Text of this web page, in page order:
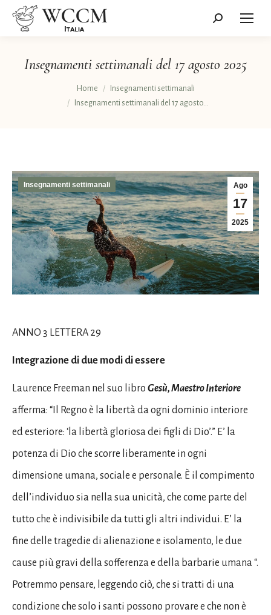
Cerca:
Insegnamenti settimanali del 17 agosto 2025
Home
Insegnamenti settimanali
Insegnamenti settimanali del 17 agosto…
Ago
17
2025
Insegnamenti settimanali
ANNO 3 LETTERA 29
Integrazione di due modi di essere
Laurence Freeman nel suo libro Gesù, Maestro Interiore
afferma: “Il Regno è la libertà da ogni dominio interiore
ed esteriore: ‘la libertà gloriosa dei figli di Dio’.” E’ la
potenza di Dio che scorre liberamente in ogni
dimensione umana, sociale e personale. È il compimento
dell’individuo sia nella sua unicità, che come parte del
tutto che è indivisibile da tutti gli altri individui. E’ la
fine delle tragedie di alienazione e isolamento, le due
cause più gravi della sofferenza e della barbarie umana “.
Potremmo pensare, leggendo ciò, che si tratti di una
condizione che solo i santi possono provare e che non è